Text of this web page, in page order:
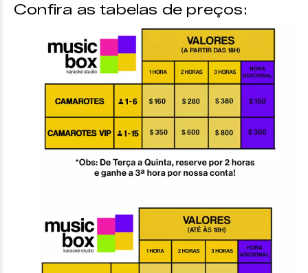
Confira as tabelas de preços: